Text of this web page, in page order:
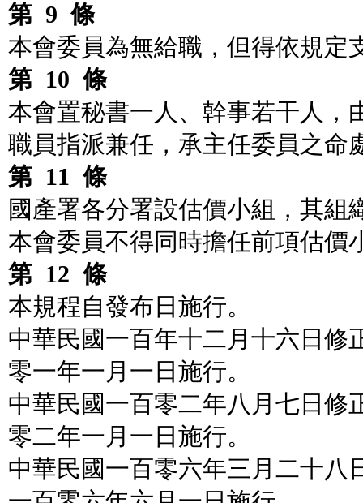
第 9 條
本會委員為無給職，但得依規定
第 10 條
本會置秘書一人、幹事若干人，
職員指派兼任，承主任委員之命
第 11 條
國產署各分署設估價小組，其組
本會委員不得同時擔任前項估價
第 12 條
本規程自發布日施行。
中華民國一百年十二月十六日修
零一年一月一日施行。
中華民國一百零二年八月七日修
零二年一月一日施行。
中華民國一百零六年三月二十八